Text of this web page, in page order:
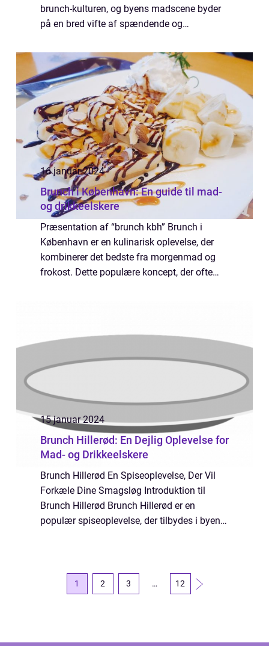
brunch-kulturen, og byens madscene byder
på en bred vifte af spændende og
brunchentusiaster. Denne artikel vil dykke
ned i, hvad der gør R...
16 januar 2024
Brunch i København: En guide til mad-
og drikkeelskere
Præsentation af “brunch kbh” Brunch i
København er en kulinarisk oplevelse, der
kombinerer det bedste fra morgenmad og
frokost. Dette populære koncept, der ofte
15 januar 2024
Brunch Hillerød: En Dejlig Oplevelse for
Mad- og Drikkeelskere
Brunch Hillerød En Spiseoplevelse, Der Vil
Forkæle Dine Smagsløg Introduktion til
Brunch Hillerød Brunch Hillerød er en
populær spiseoplevelse, der tilbydes i byen
1 2 3 … 12